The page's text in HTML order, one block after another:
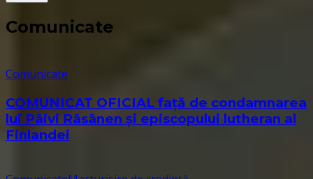
Comunicate
Comunicate
COMUNICAT OFICIAL față de condamnarea
lui Päivi Räsänen și episcopului lutheran al
Finlandei